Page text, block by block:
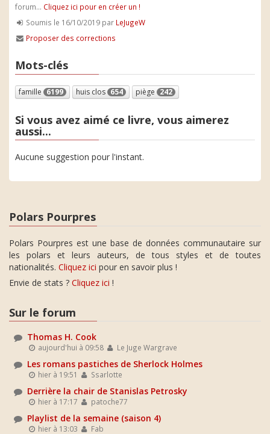
forum... Cliquez ici pour en créer un !
Soumis le 16/10/2019 par LeJugeW
Proposer des corrections
Mots-clés
famille 6199 huis clos 654 piège 242
Si vous avez aimé ce livre, vous aimerez
aussi...
Aucune suggestion pour l'instant.
Polars Pourpres
Polars Pourpres est une base de données communautaire sur
les polars et leurs auteurs, de tous styles et de toutes
nationalités. Cliquez ici pour en savoir plus !
Envie de stats ? Cliquez ici !
Sur le forum
Thomas H. Cook
aujourd'hui à 09:58 Le Juge Wargrave
Les romans pastiches de Sherlock Holmes
hier à 19:51 Ssarlotte
Derrière la chair de Stanislas Petrosky
hier à 17:17 patoche77
Playlist de la semaine (saison 4)
hier à 13:03 Fab